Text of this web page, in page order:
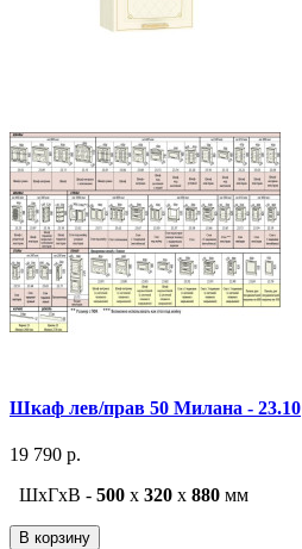
Шкаф лев/прав 50 Милана - 23.10
19 790 р.
ШxГxВ - 500 x 320 x 880 мм
В корзину